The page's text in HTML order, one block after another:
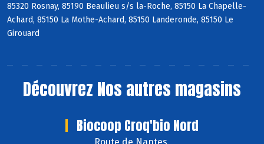
85320 Rosnay, 85190 Beaulieu s/s la-Roche, 85150 La Chapelle-
Achard, 85150 La Mothe-Achard, 85150 Landeronde, 85150 Le
Girouard
Découvrez Nos autres magasins
Biocoop Croq'bio Nord